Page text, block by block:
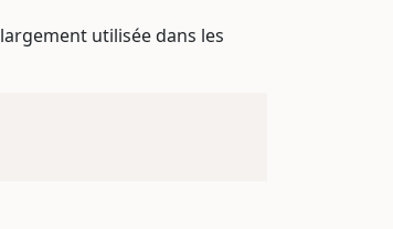
utilisée dans les